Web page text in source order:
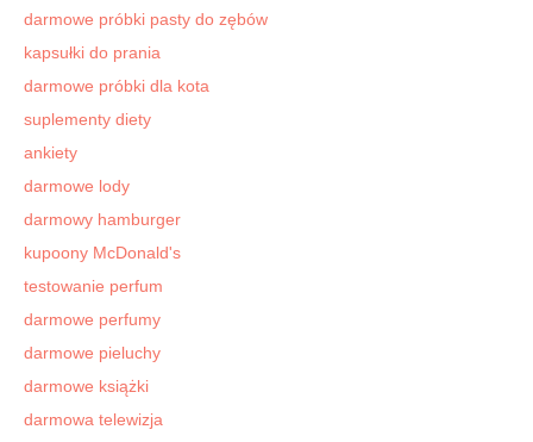
darmowe próbki pasty do zębów
kapsułki do prania
darmowe próbki dla kota
suplementy diety
ankiety
darmowe lody
darmowy hamburger
kupoony McDonald's
testowanie perfum
darmowe perfumy
darmowe pieluchy
darmowe książki
darmowa telewizja